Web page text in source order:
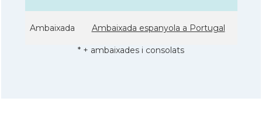
Ambaixada Ambaixada espanyola a Portugal
* + ambaixades i consolats